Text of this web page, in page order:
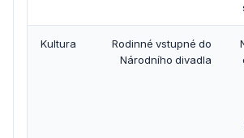
Kultura
Rodinné vstupné do
Národního divadla